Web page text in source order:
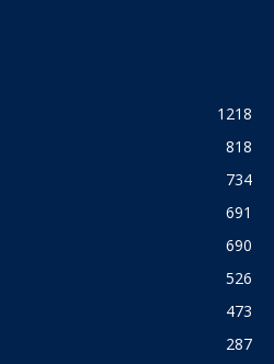
1218
818
734
691
690
526
473
287